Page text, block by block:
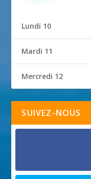
Lundi 10
Mardi 11
Mercredi 12
SUIVEZ-NOUS